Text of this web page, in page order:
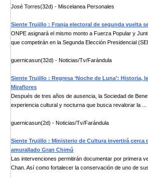
José Torres(32d) - Miscelanea Personales
Siente Trujillo : Franja electoral de segunda vuelta
ONPE asignará el mismo monto a Fuerza Popular y
que competirán en la Segunda Elección Presidencial
guernicasun(32d) - Noticias/Tv/Farándula
Siente Trujillo : Regresa ‘Noche de Luna’:
Miraflores
Después de tres años de ausencia, la Sociedad de
experiencia cultural y nocturna que busca revalorar la ...
guernicasun(2d) - Noticias/Tv/Farándula
Siente Trujillo : Ministerio de Cultura invertirá
amurallado Gran Chimú
Las intervenciones permitirán documentar por primera
Chan. Así como fortalecer la conservación de uno de